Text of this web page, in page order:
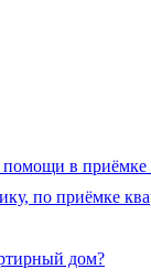
помощи в приёмке
по приёмке
дом?